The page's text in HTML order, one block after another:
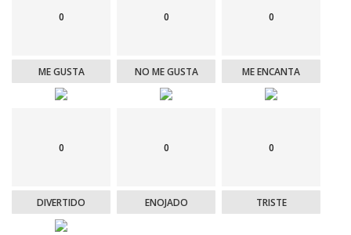
0
ME GUSTA
0
NO ME GUSTA
0
ME ENCANTA
0
DIVERTIDO
0
ENOJADO
0
TRISTE